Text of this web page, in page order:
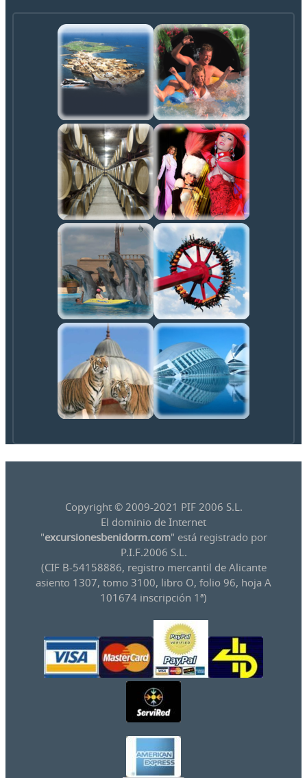
Copyright © 2009-2021 PIF 2006 S.L.
El dominio de Internet
"excursionesbenidorm.com" está registrado por
P.I.F.2006 S.L.
(CIF B-54158886, registro mercantil de Alicante
asiento 1307, tomo 3100, libro O, folio 96, hoja A
101674 inscripción 1ª)